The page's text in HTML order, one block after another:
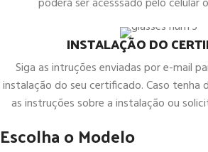
INSTALAÇÃO DO
Siga as intruções enviadas por e-mail
instalação do seu certificado. Caso tenha
as instruções sobre a instalação ou
Escolha o Modelo